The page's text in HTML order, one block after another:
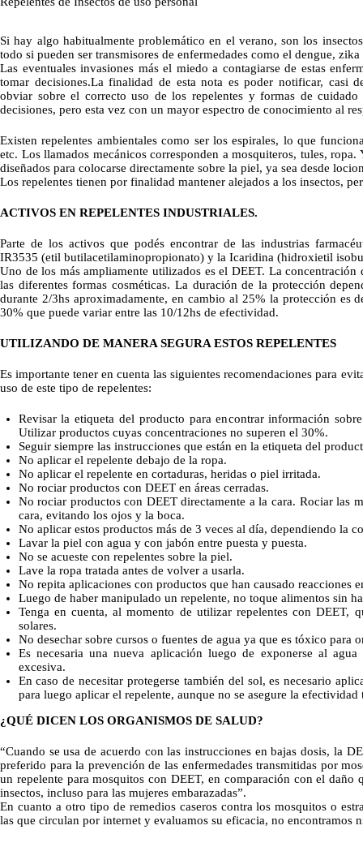
Si hay algo habitualmente problemático en el verano, son los
todo si pueden ser transmisores de enfermedades como el dengue,
Las eventuales invasiones más el miedo a contagiarse de estas
tomar decisiones.La finalidad de esta nota es poder notificar, casi
obviar sobre el correcto uso de los repelentes y formas de
decisiones, pero esta vez con un mayor espectro de conocimiento al
Existen repelentes ambientales como ser los espirales, lo que
etc. Los llamados mecánicos corresponden a mosquiteros, tules,
diseñados para colocarse directamente sobre la piel, ya sea desde
Los repelentes tienen por finalidad mantener alejados a los insectos,
ACTIVOS EN REPELENTES INDUSTRIALES.
Parte de los activos que podés encontrar de las industrias
IR3535 (etil butilacetilaminopropionato) y la Icaridina (hidroxietil
Uno de los más ampliamente utilizados es el DEET. La
las diferentes formas cosméticas. La duración de la protección
durante 2/3hs aproximadamente, en cambio al 25% la protección es
30% que puede variar entre las 10/12hs de efectividad.
UTILIZANDO DE MANERA SEGURA ESTOS REPELENTES
Es importante tener en cuenta las siguientes recomendaciones para
uso de este tipo de repelentes:
Revisar la etiqueta del producto para encontrar información
Utilizar productos cuyas concentraciones no superen el 30%.
Seguir siempre las instrucciones que están en la etiqueta del
No aplicar el repelente debajo de la ropa.
No aplicar el repelente en cortaduras, heridas o piel irritada.
No rociar productos con DEET en áreas cerradas.
No rociar productos con DEET directamente a la cara. Rociar las
cara, evitando los ojos y la boca.
No aplicar estos productos más de 3 veces al día, dependiendo la
Lavar la piel con agua y con jabón entre puesta y puesta.
No se acueste con repelentes sobre la piel.
Lave la ropa tratada antes de volver a usarla.
No repita aplicaciones con productos que han causado reacciones
Luego de haber manipulado un repelente, no toque alimentos sin
Tenga en cuenta, al momento de utilizar repelentes con DEET,
solares.
No desechar sobre cursos o fuentes de agua ya que es tóxico para
Es necesaria una nueva aplicación luego de exponerse al
excesiva.
En caso de necesitar protegerse también del sol, es necesario
para luego aplicar el repelente, aunque no se asegure la
¿QUÉ DICEN LOS ORGANISMOS DE SALUD?
“Cuando se usa de acuerdo con las instrucciones en bajas dosis, la
preferido para la prevención de las enfermedades transmitidas por
un repelente para mosquitos con DEET, en comparación con el daño
insectos, incluso para las mujeres embarazadas”.
En cuanto a otro tipo de remedios caseros contra los mosquitos o
las que circulan por internet y evaluamos su eficacia, no encontramos